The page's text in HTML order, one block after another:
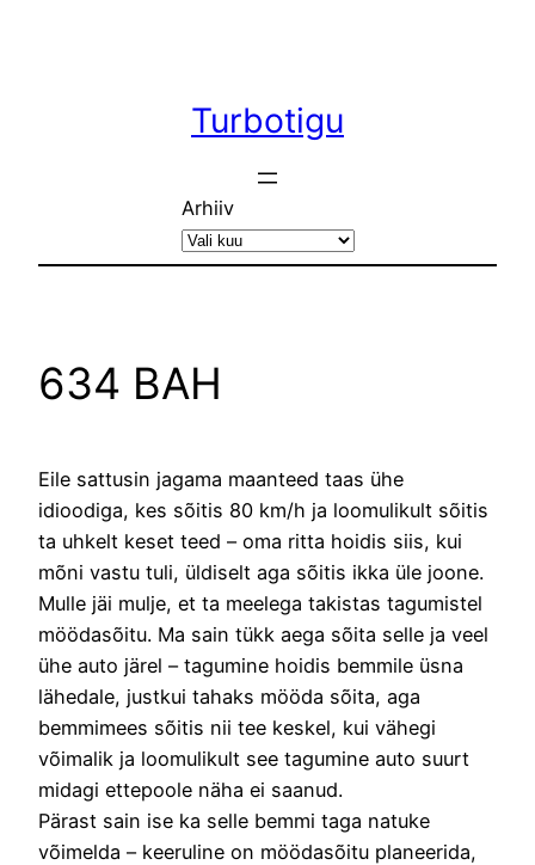
Turbotigu
Arhiiv
634 BAH
Eile sattusin jagama maanteed taas ühe
idioodiga, kes sõitis 80 km/h ja loomulikult sõitis
ta uhkelt keset teed – oma ritta hoidis siis, kui
mõni vastu tuli, üldiselt aga sõitis ikka üle joone.
Mulle jäi mulje, et ta meelega takistas tagumistel
möödasõitu. Ma sain tükk aega sõita selle ja veel
ühe auto järel – tagumine hoidis bemmile üsna
lähedale, justkui tahaks mööda sõita, aga
bemmimees sõitis nii tee keskel, kui vähegi
võimalik ja loomulikult see tagumine auto suurt
midagi ettepoole näha ei saanud.
Pärast sain ise ka selle bemmi taga natuke
võimelda – keeruline on möödasõitu planeerida,